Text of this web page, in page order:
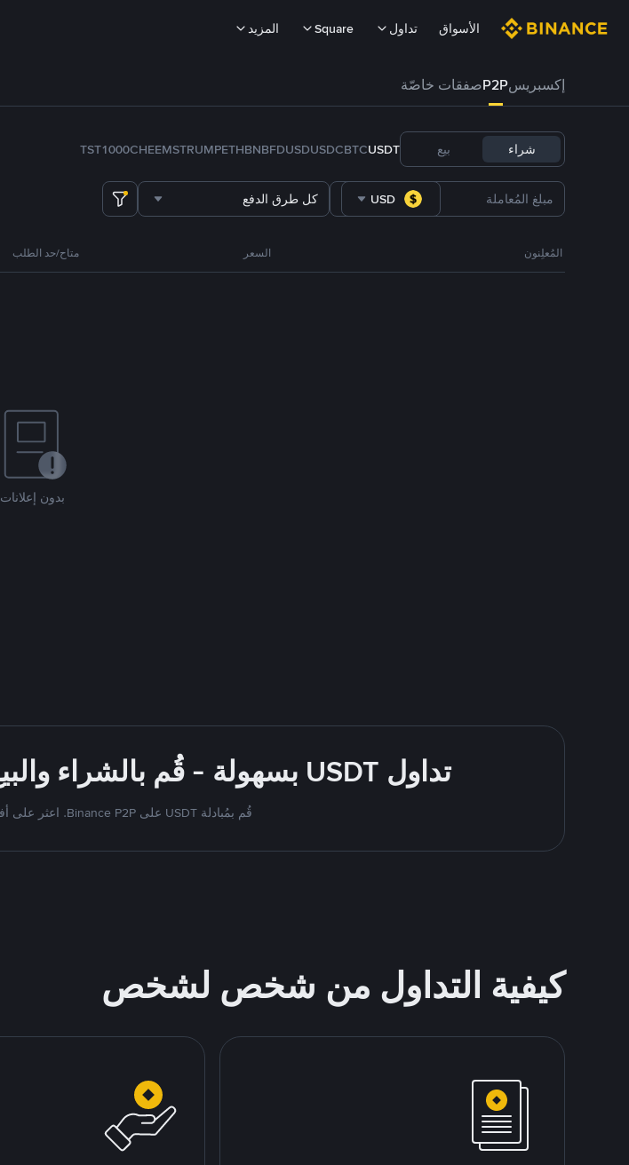
الأسواق تداول Square المزيد
إكسبريسP2Pصفقات خاصّة
شراء بيع USDT
BTC
USDC
FDUSD
BNB
ETH
TRUMP
1000CHEEMS
TST
USD كل طرق الدفع
المُعلِنون السعر متاح/حد الطلب
بدون إعلانات
تداول USDT بسهولة - قُم بالشراء والبيع باستخدام طرقك المُفضّلة للدفع
قُم بمُبادلة USDT على Binance P2P. اعثر على أفضل العروض أدناه لشراء وبيع Tether
كيفية التداول من شخص لشخص